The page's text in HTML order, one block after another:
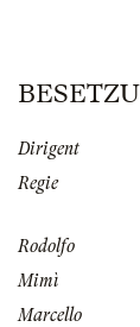
Dirigent
Regie
Rodolfo
Mimì
Marcello